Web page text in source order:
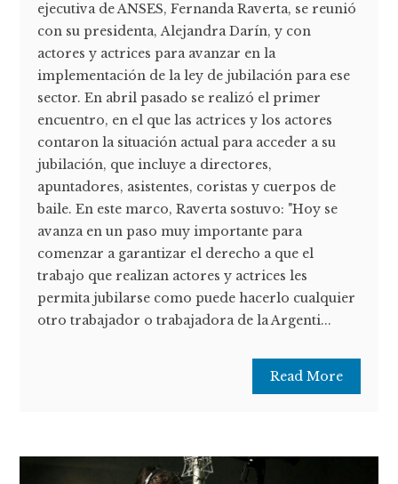
ejecutiva de ANSES, Fernanda Raverta, se reunió
con su presidenta, Alejandra Darín, y con
actores y actrices para avanzar en la
implementación de la ley de jubilación para ese
sector. En abril pasado se realizó el primer
encuentro, en el que las actrices y los actores
contaron la situación actual para acceder a su
jubilación, que incluye a directores,
apuntadores, asistentes, coristas y cuerpos de
baile. En este marco, Raverta sostuvo: "Hoy se
avanza en un paso muy importante para
comenzar a garantizar el derecho a que el
trabajo que realizan actores y actrices les
permita jubilarse como puede hacerlo cualquier
otro trabajador o trabajadora de la Argenti...
Read More